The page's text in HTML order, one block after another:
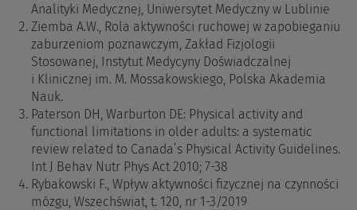
Analityki Medycznej, Uniwersytet Medyczny w Lublinie
Ziemba A.W., Rola aktywności ruchowej w zapobieganiu
zaburzeniom poznawczym, Zakład Fizjologii
Stosowanej, Instytut Medycyny Doświadczalnej
i Klinicznej im. M. Mossakowskiego, Polska Akademia
Nauk.
Paterson DH, Warburton DE: Physical activity and
functional limitations in older adults: a systematic
review related to Canada’s Physical Activity Guidelines.
Int J Behav Nutr Phys Act 2010; 7-38
Rybakowski F., Wpływ aktywności fizycznej na czynności
mózgu, Wszechświat, t. 120, nr 1-3/2019